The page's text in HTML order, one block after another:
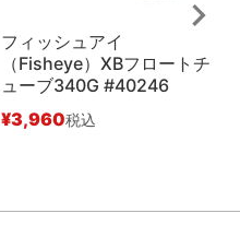
フィッシュアイ
（Fisheye）XBフロートチ
ューブ340G #40246
¥3,960税込